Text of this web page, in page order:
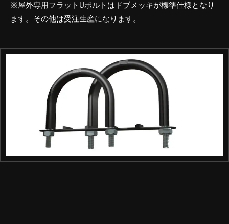
※屋外専用フラットUボルトはドブメッキが標準仕様となり
ます。その他は受注生産になります。